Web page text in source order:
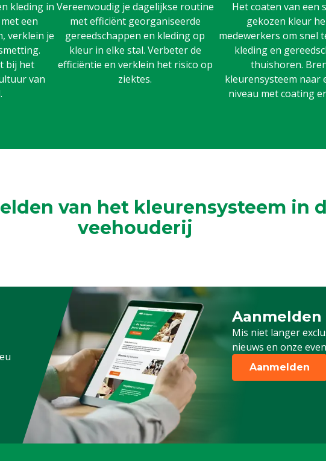
kleding in
een
verklein je
bij het
van
Vereenvoudig je dagelijkse routine
met efficiënt georganiseerde
gereedschappen en kleding op
kleur in elke stal. Verbeter de
efficiëntie en verklein het risico op
ziektes.
Het coaten van een
gekozen kleur
medewerkers om snel
kleding en
thuishoren.
kleurensysteem naar
niveau met coating
van het kleurensysteem in
veehouderij
Mis niet langer
nieuws en onze
Schrijf je in voor
Aanmelden